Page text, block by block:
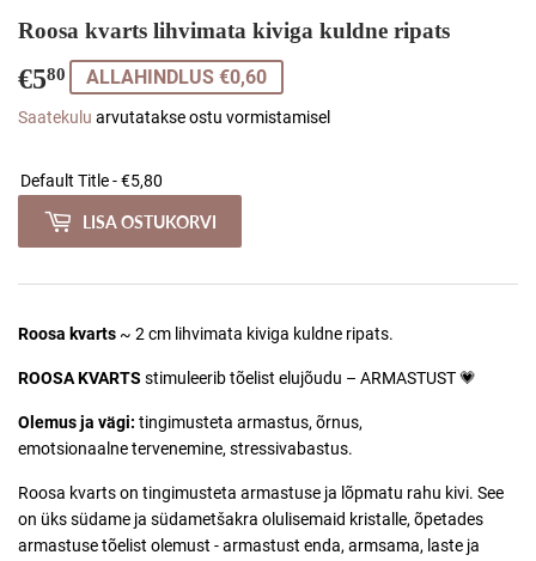
Roosa kvarts lihvimata kiviga kuldne ripats
€580 €5,80
ALLAHINDLUS €0,60
Saatekulu arvutatakse ostu vormistamisel
LISA OSTUKORVI
Roosa kvarts ~ 2 cm lihvimata kiviga kuldne ripats.
ROOSA KVARTS stimuleerib tõelist elujõudu – ARMASTUST 💗
Olemus ja vägi: tingimusteta armastus, õrnus,
emotsionaalne tervenemine, stressivabastus.
Roosa kvarts on tingimusteta armastuse ja lõpmatu rahu kivi. See
on üks südame ja südametšakra olulisemaid kristalle, õpetades
armastuse tõelist olemust - armastust enda, armsama, laste ja